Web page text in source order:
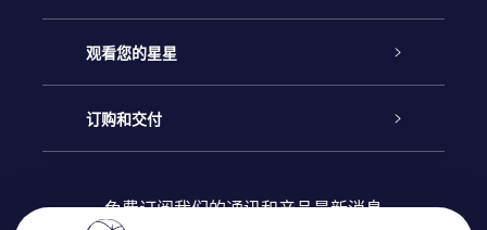
联系我们
博客
Online Star礼物
OSR 礼物包
观看您的星星
Online Star Register
订购和交付
免费订阅我们的通讯和产品最新消息